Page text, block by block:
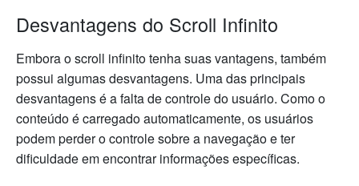
Desvantagens do Scroll Infinito
Embora o scroll infinito tenha suas vantagens, também
possui algumas desvantagens. Uma das principais
desvantagens é a falta de controle do usuário. Como o
conteúdo é carregado automaticamente, os usuários
podem perder o controle sobre a navegação e ter
dificuldade em encontrar informações específicas.